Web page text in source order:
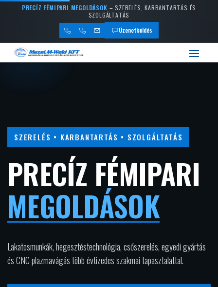
PRECÍZ FÉMIPARI MEGOLDÁSOK – SZERELÉS, KARBANTARTÁS ÉS
SZOLGÁLTATÁS
Üzenetküldés
SZERELÉS • KARBANTARTÁS • SZOLGÁLTATÁS
PRECÍZ FÉMIPARI
MEGOLDÁSOK
Lakatosmunkák, hegesztéstechnológia, csőszerelés, egyedi gyártás
és CNC plazmavágás több évtizedes szakmai tapasztalattal.